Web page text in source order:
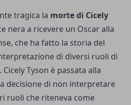
tragica la morte di Cicely
nera a ricevere un Oscar alla
che ha fatto la storia del
di diversi ruoli di
Tyson è passata alla
decisione di non interpretare
ruoli che riteneva come